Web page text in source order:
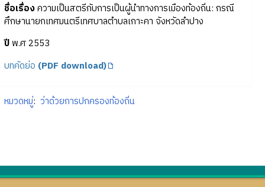
ชื่อเรื่องความเป็นสตรีกับการเป็นผู้นำทางการเมืองท้องถิ่น: กรณี
ศึกษานายกเทศมนตรีเทศบาลตำบลเกาะคา จังหวัดลำปาง
ปีพ.ศ 2553
บทคัดย่อ (PDF download)
หมวดหมู่: ว่าด้วยการปกครองท้องถิ่น